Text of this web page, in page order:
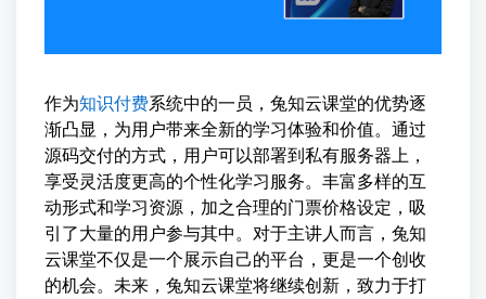
作为知识付费系统中的一员，兔知云课堂的优势逐
渐凸显，为用户带来全新的学习体验和价值。通过
源码交付的方式，用户可以部署到私有服务器上，
享受灵活度更高的个性化学习服务。丰富多样的互
动形式和学习资源，加之合理的门票价格设定，吸
引了大量的用户参与其中。对于主讲人而言，兔知
云课堂不仅是一个展示自己的平台，更是一个创收
的机会。未来，兔知云课堂将继续创新，致力于打